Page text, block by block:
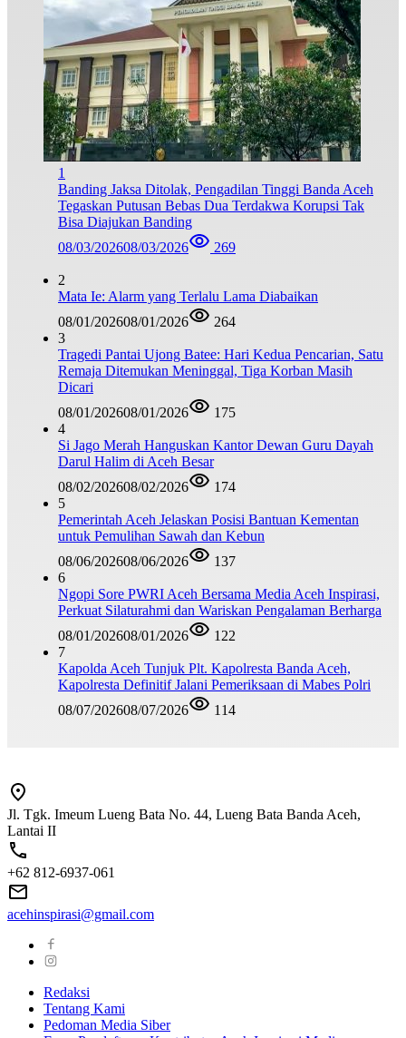
1
Banding Jaksa Ditolak, Pengadilan Tinggi Banda Aceh
Tegaskan Putusan Bebas Dua Terdakwa Korupsi Tak
Bisa Diajukan Banding
08/03/202608/03/2026 269
2
Mata Ie: Alarm yang Terlalu Lama Diabaikan
08/01/202608/01/2026
264
3
Tragedi Pantai Ujong Batee: Hari Kedua Pencarian, Satu
Remaja Ditemukan Meninggal, Tiga Korban Masih
Dicari
08/01/202608/01/2026
175
4
Si Jago Merah Hanguskan Kantor Dewan Guru Dayah
Darul Halim di Aceh Besar
08/02/202608/02/2026
174
5
Pemerintah Aceh Jelaskan Posisi Bantuan Kementan
untuk Pemulihan Sawah dan Kebun
08/06/202608/06/2026
137
6
Ngopi Sore PWRI Aceh Bersama Media Aceh Inspirasi,
Perkuat Silaturahmi dan Wariskan Pengalaman Berharga
08/01/202608/01/2026
122
7
Kapolda Aceh Tunjuk Plt. Kapolresta Banda Aceh,
Kapolresta Definitif Jalani Pemeriksaan di Mabes Polri
08/07/202608/07/2026 114
Jl. Tgk. Imeum Lueng Bata No. 44, Lueng Bata Banda Aceh,
Lantai II
+62 812-6937-061
acehinspirasi@gmail.com
Redaksi
Tentang Kami
Pedoman Media Siber